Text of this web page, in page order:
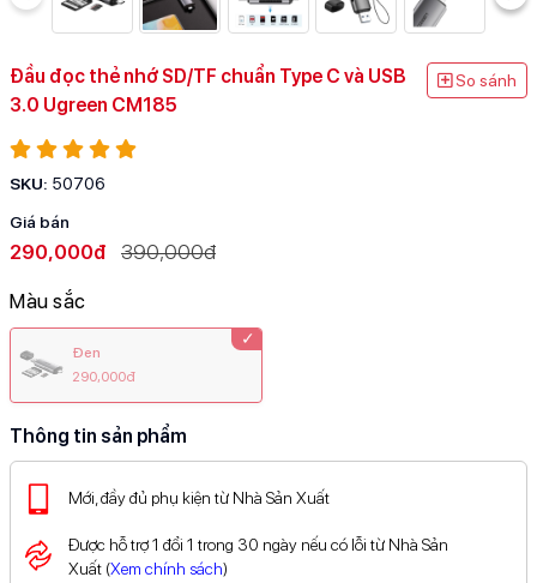
Đầu đọc thẻ nhớ SD/TF chuẩn Type C và USB
3.0 Ugreen CM185
So sánh
SKU: 50706
Giá bán
290,000đ 390,000đ
Màu sắc
Đen
290,000đ
Thông tin sản phẩm
Mới, đầy đủ phụ kiện từ Nhà Sản Xuất
Được hỗ trợ 1 đổi 1 trong 30 ngày nếu có lỗi từ Nhà Sản
Xuất (Xem chính sách)